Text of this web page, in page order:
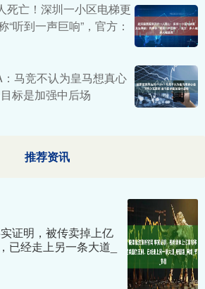
死亡！深圳一小区电梯更
听到一声巨响”，官方：
马竞不认为皇马想真心
标是加强中后场
推荐资讯
证明，被传卖掉上亿
已经走上另一条大道_